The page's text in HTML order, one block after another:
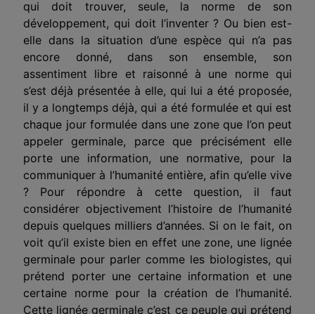
qui doit trouver, seule, la norme de son
développement, qui doit l’inventer ? Ou bien est-
elle dans la situation d’une espèce qui n’a pas
encore donné, dans son ensemble, son
assentiment libre et raisonné à une norme qui
s’est déjà présentée à elle, qui lui a été proposée,
il y a longtemps déjà, qui a été formulée et qui est
chaque jour formulée dans une zone que l’on peut
appeler germinale, parce que précisément elle
porte une information, une normative, pour la
communiquer à l’humanité entière, afin qu’elle vive
? Pour répondre à cette question, il faut
considérer objectivement l’histoire de l’humanité
depuis quelques milliers d’années. Si on le fait, on
voit qu’il existe bien en effet une zone, une lignée
germinale pour parler comme les biologistes, qui
prétend porter une certaine information et une
certaine norme pour la création de l’humanité.
Cette lignée germinale c’est ce peuple qui prétend